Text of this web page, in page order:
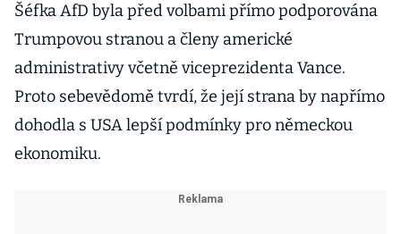
Šéfka AfD byla před volbami přímo podporována
Trumpovou stranou a členy americké
administrativy včetně viceprezidenta Vance.
Proto sebevědomě tvrdí, že její strana by napřímo
dohodla s USA lepší podmínky pro německou
ekonomiku.